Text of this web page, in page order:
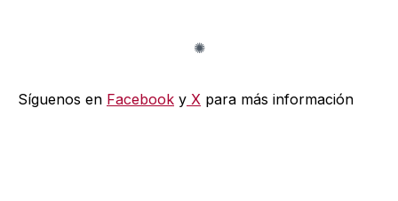
Síguenos en Facebook y X para más información